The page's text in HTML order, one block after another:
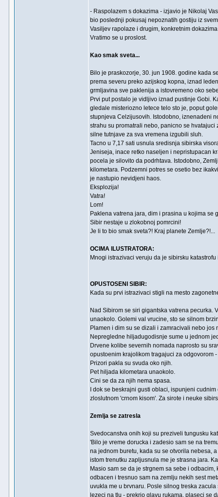
- Raspolazem s dokazima - izjavio je Nikolaj
bio poslednji pokusaj nepoznatih gostiju iz
Vasiljev rapolaze i drugim, konkretnim
Vratimo se u proslost.
Kao smak sveta...
Bilo je praskozorje, 30. jun 1908. godine kada
prema severu preko azijskog kopna, iznad
grmljavina sve paklenija a istovremeno oko
Prvi put postalo je vidljivo iznad pustinje Gobi.
gledale misteriozno letece telo sto je, poput
stupnjeva Celzijusovih. Istodobno, iznenadeni
strahu su promatrali nebo, panicno se
silne tutnjave za sva vremena izgubili sluh.
Tacno u 7,17 sati usnula sredisnja sibirska
Jeniseja, inace retko naseljen i nepristupacan
pocela je silovito da podrhtava. Istodobno,
kilometara. Podzemni potres se osetio bez
je nastupio nevidjeni haos.
Eksplozija!
Vatra!
Lom!
Paklena vatrena jara, dim i prasina u kojima se
Sibir nestaje u zlokobnoj pomrcini!
Je li to bio smak sveta?! Kraj planete Zemlje?!...
OCIMA ILUSTRATORA:
Mnogi istrazivaci veruju da je sibirsku
OPUSTOSENI SIBIR:
Kada su prvi istrazivaci stigli na mesto
Nad Sibirom se siri gigantska vatrena
unaokolo. Golemi val vrucine, sto se silnom
Plamen i dim su se dizali i zamracivali nebo
Nepregledne hiljadugodisnje sume u jednom
Drvene kolibe severnih nomada naprosto su
opustoenim krajolikom tragajuci za odgovorom
Prizori pakla su svuda oko njih.
Pet hiljada kilometara unaokolo.
Cini se da za njih nema spasa.
I dok se beskrajni gusti oblaci, ispunjeni
zloslutnom 'crnom kisom'. Za sirote i neuke
Zemlja se zatresla
Svedocanstva onih koji su preziveli tungusku
'Bilo je vreme dorucka i zadesio sam se na
na jednom buretu, kada su se otvorila nebesa,
istom trenutku zapljusnula me je strasna jara.
Masio sam se da je strgnem sa sebe i
odbacen i tresnuo sam na zemlju nekih sest
uvukla me u brvnaru. Posle silnog treska
lezeci na tlu - prekrio glavu rukama, plaseci se